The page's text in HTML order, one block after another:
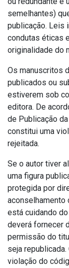
semelhantes)
publicação. Leis
condutas éticas
originalidade do
Os manuscritos
publicados ou
estiverem sob
editora. De
de Publicação
constitui uma
rejeitada.
Se o autor tiver
uma figura
protegida por
está cuidando
deverá fornecer
permissão do
seja republicada.
violação do